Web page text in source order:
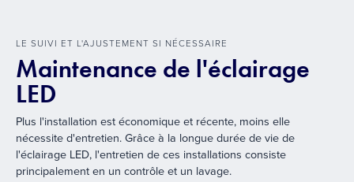
LE SUIVI ET L'AJUSTEMENT SI NÉCESSAIRE
Maintenance de l'éclairage
LED
Plus l'installation est économique et récente, moins elle
nécessite d'entretien. Grâce à la longue durée de vie de
l'éclairage LED, l'entretien de ces installations consiste
principalement en un contrôle et un lavage.